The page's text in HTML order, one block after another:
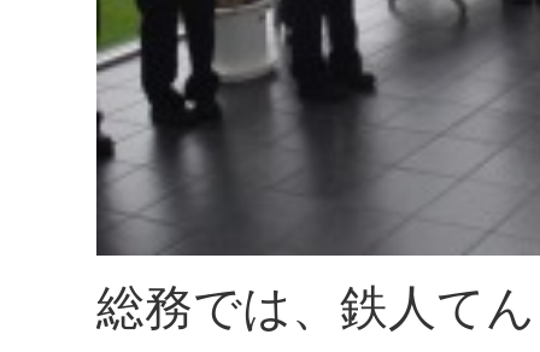
総務では、鉄人て